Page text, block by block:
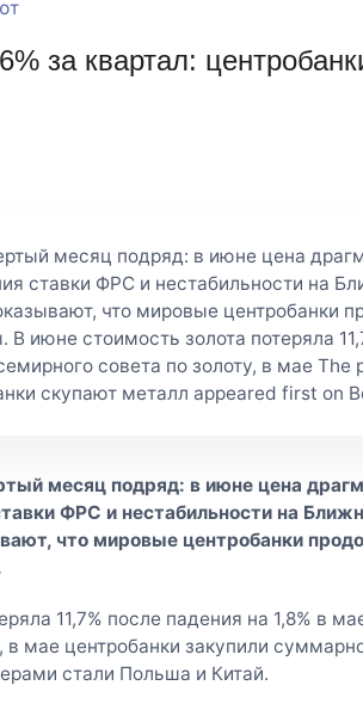
за квартал:
месяц подряд: в июне цена
ставки ФРС и нестабильности на
что мировые центробанки
В июне стоимость золота потеряла
совета по золоту, в мае The
скупают металл appeared first on
месяц подряд: в июне цена
ФРС и нестабильности на
что мировые центробанки
11,7% после падения на 1,8% в
в мае центробанки закупили
стали Польша и Китай.